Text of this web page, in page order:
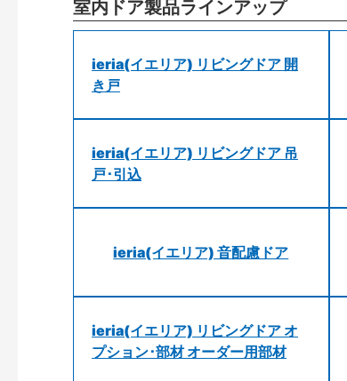
室内ドア製品ラインアップ
ieria(イエリア) リビングドア 開
き戸
ieria(イエリア) リビングドア 吊
戸･引込
ieria(イエリア) 音配慮ドア
ieria(イエリア) リビングドア オ
プション･部材 オーダー用部材